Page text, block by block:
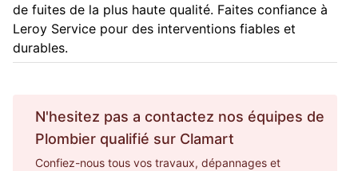
de fuites de la plus haute qualité. Faites confiance à
Leroy Service pour des interventions fiables et
durables.
N'hesitez pas a contactez nos équipes de
Plombier qualifié sur Clamart
Confiez-nous tous vos travaux, dépannages et